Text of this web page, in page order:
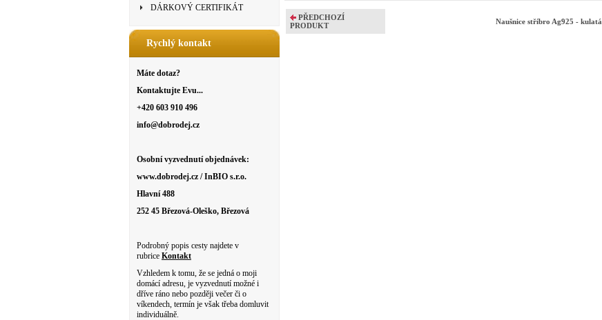
DÁRKOVÝ CERTIFIKÁT
Rychlý kontakt
Máte dotaz?
Kontaktujte Evu...
+420 603 910 496
info@dobrodej.cz
Osobní vyzvednutí objednávek:
www.dobrodej.cz / InBIO s.r.o.
Hlavní 488
252 45 Březová-Oleško, Březová
Podrobný popis cesty najdete v
rubrice Kontakt
Vzhledem k tomu, že se jedná o moji
domácí adresu, je vyzvednutí možné i
dříve ráno nebo později večer či o
víkendech, termín je však třeba domluvit
individuálně.
PŘEDCHOZÍ
PRODUKT
Naušnice stříbro Ag925 - kulatá